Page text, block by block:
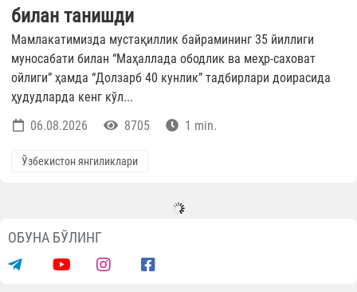
билан танишди
Мамлакатимизда мустақиллик байрамининг 35 йиллиги
муносабати билан “Маҳаллада ободлик ва меҳр-саховат
ойлиги” ҳамда “Долзарб 40 кунлик” тадбирлари доирасида
ҳудудларда кенг кўл...
06.08.2026
8705 1 min.
Ўзбекистон янгиликлари
ОБУНА БЎЛИНГ